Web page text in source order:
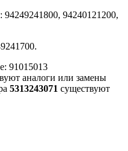
94240121200,
91015013
аналоги или замены
5313243071 существуют